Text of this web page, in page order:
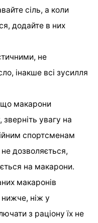
сіль, а коли
додайте в них
не
інакше всі зусилля
що макарони
увагу на
спортсменам
дозволяється,
на макарони.
макаронів
ніж у
з раціону їх не